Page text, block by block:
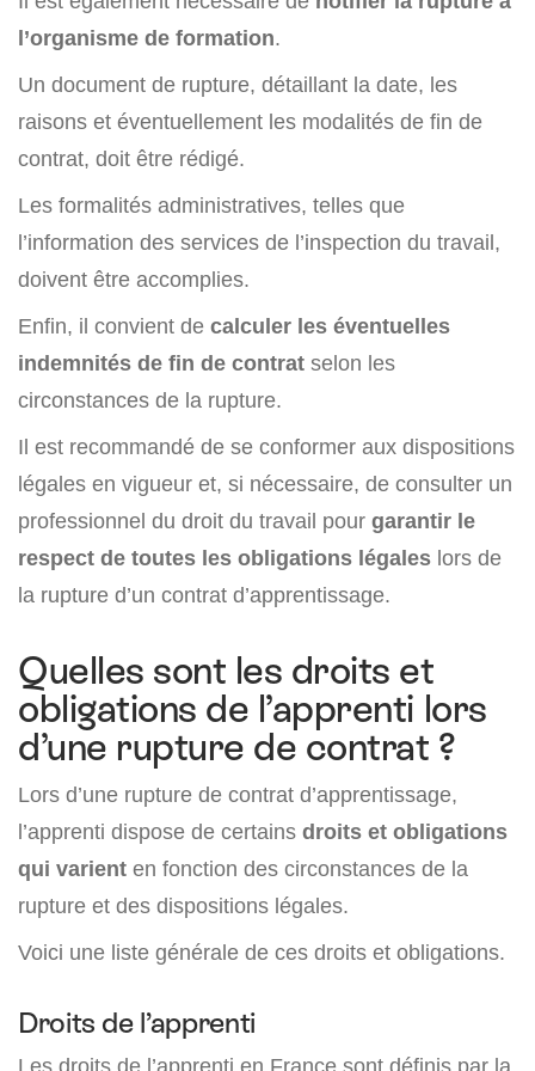
l’organisme de formation.
Un document de rupture, détaillant la date, les
raisons et éventuellement les modalités de fin de
contrat, doit être rédigé.
Les formalités administratives, telles que
l’information des services de l’inspection du travail,
doivent être accomplies.
Enfin, il convient de calculer les éventuelles
indemnités de fin de contrat selon les
circonstances de la rupture.
Il est recommandé de se conformer aux dispositions
légales en vigueur et, si nécessaire, de consulter un
professionnel du droit du travail pour garantir le
respect de toutes les obligations légales lors de
la rupture d’un contrat d’apprentissage.
Quelles sont les droits et
obligations de l’apprenti lors
d’une rupture de contrat ?
Lors d’une rupture de contrat d’apprentissage,
l’apprenti dispose de certains droits et obligations
qui varient en fonction des circonstances de la
rupture et des dispositions légales.
Voici une liste générale de ces droits et obligations.
Droits de l’apprenti
Les droits de l’apprenti en France sont définis par la